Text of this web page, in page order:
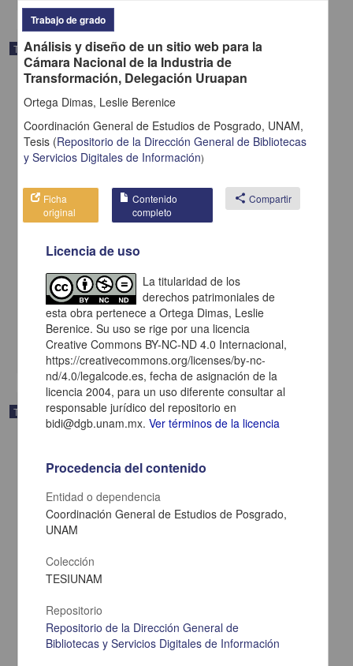
Trabajo de grado
Importancia de la ética profesional en el docente
Jorge Martínez, Mayra Elisa
Artes y Humanidades
Trabajo de grado
Diseño de implantación de una red LAN en el Instituto Nacional de
Trabajo de grado
Análisis y diseño de un sitio web para la
Cámara Nacional de la Industria de
Transformación, Delegación Uruapan
Ortega Dimas, Leslie Berenice
Coordinación General de Estudios de Posgrado, UNAM,
Tesis (Repositorio de la Dirección General de Bibliotecas
y Servicios Digitales de Información)
Ficha
original
Contenido
completo
share Compartir
Licencia de uso
La titularidad de los
derechos patrimoniales de
esta obra pertenece a Ortega Dimas, Leslie
Berenice. Su uso se rige por una licencia
Creative Commons BY-NC-ND 4.0 Internacional,
https://creativecommons.org/licenses/by-nc-
nd/4.0/legalcode.es, fecha de asignación de la
licencia 2004, para un uso diferente consultar al
responsable jurídico del repositorio en
bidi@dgb.unam.mx.Ver términos de la licencia
Procedencia del contenido
Entidad o dependencia
Coordinación General de Estudios de Posgrado,
UNAM
Colección
TESIUNAM
Repositorio
Repositorio de la Dirección General de
Bibliotecas y Servicios Digitales de Información